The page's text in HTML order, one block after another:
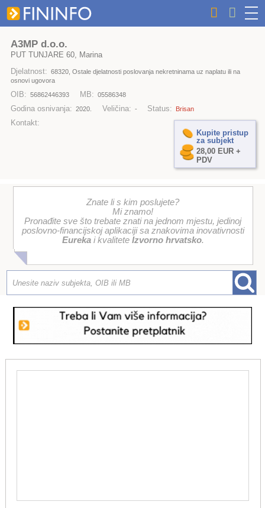
A3MP d.o.o.
PUT TUNJARE 60, Marina
Djelatnost: 68320, Ostale djelatnosti poslovanja nekretninama uz naplatu ili na
osnovi ugovora
OIB: 56862446393 MB: 05586348
Godina osnivanja: 2020. Veličina: - Status: Brisan
Kontakt:
Kupite pristup
za subjekt
28,00 EUR +
PDV
Znate li s kim poslujete?
Mi znamo!
Pronađite sve što trebate znati na jednom mjestu, jedinoj
poslovno-financijskoj aplikaciji sa znakovima inovativnosti
Eurekai kvalitete Izvorno hrvatsko.